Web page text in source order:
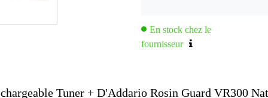
En stock chez le
fournisseur
Tuner + D'Addario Rosin Guard VR300